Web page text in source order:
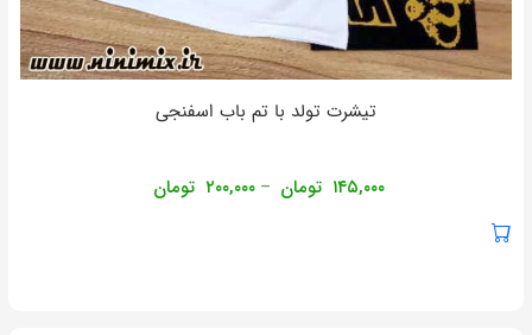
تیشرت تولد با تم باب اسفنجی
۱۴۵,۰۰۰ تومان – ۲۰۰,۰۰۰ تومان